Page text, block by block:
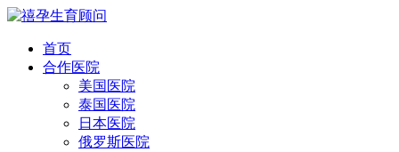
首页
合作医院
美国医院
泰国医院
日本医院
俄罗斯医院